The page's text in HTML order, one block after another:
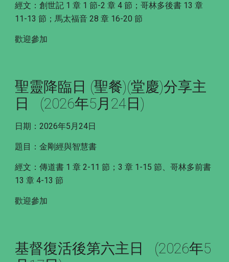
經文：創世記 1 章 1 節-2 章 4 節；哥林多後書 13 章
11-13 節；馬太福音 28 章 16-20 節
歡迎參加
聖靈降臨日 (聖餐)(堂慶)分享主
日 (2026年5月24日)
日期：2026年5月24日
題目：金剛經與智慧書
經文：傳道書 1 章 2-11 節；3 章 1-15 節、哥林多前書
13 章 4-13 節
歡迎參加
基督復活後第六主日 (2026年5